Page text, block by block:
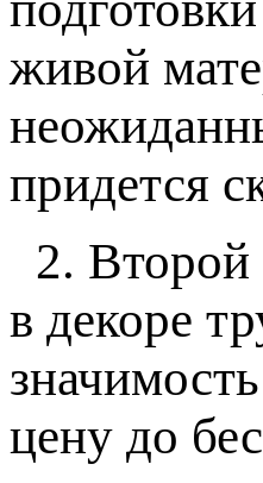
живой
придется
2. Второй
в декоре
цену до